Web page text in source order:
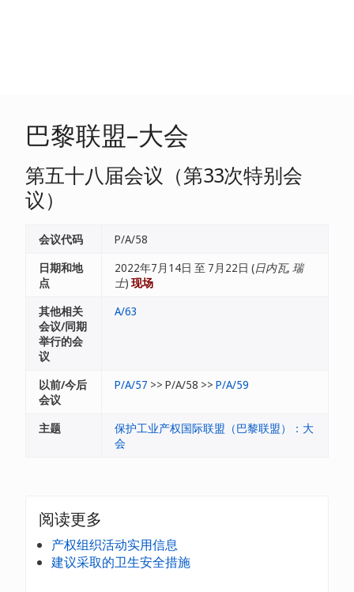
巴黎联盟–大会
第五十八届会议（第33次特别会
议）
会议代码
P/A/58
日期和地
点
2022年7月14日 至 7月22日 (日内瓦, 瑞
士) 现场
其他相关
会议/同期
举行的会
议
A/63
以前/今后
会议
P/A/57 >> P/A/58 >> P/A/59
主题
保护工业产权国际联盟（巴黎联盟）：大
会
阅读更多
产权组织活动实用信息
建议采取的卫生安全措施